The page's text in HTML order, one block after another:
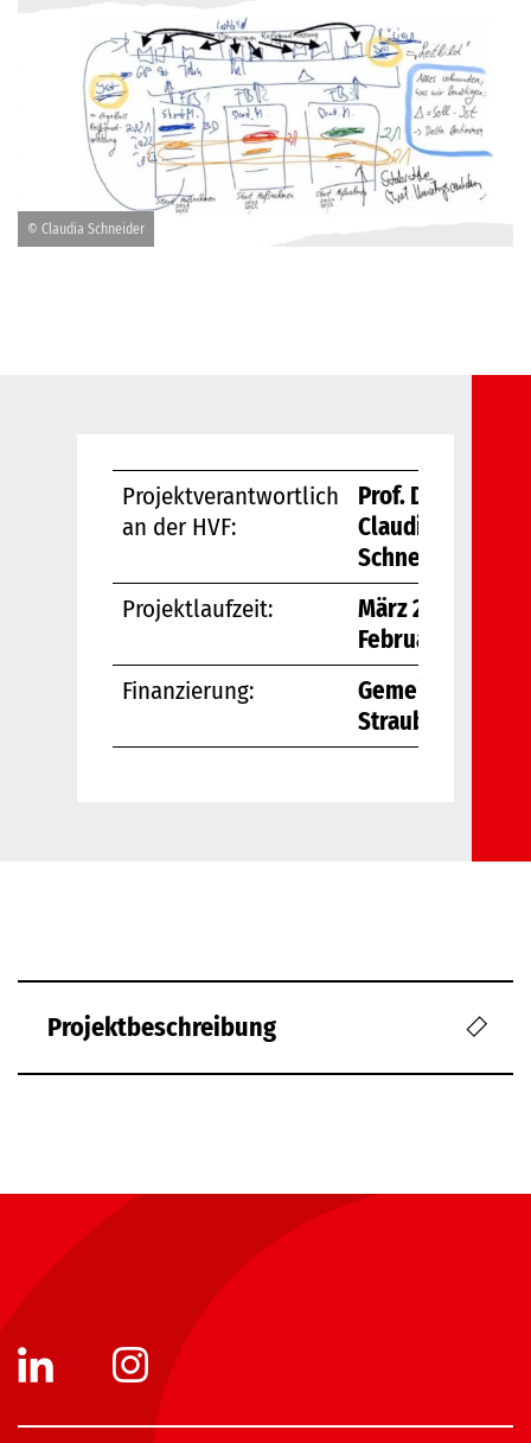
© Claudia Schneider
Projektverantwortlich
an der HVF:
Prof. Dr.
Claudia
Schneider
Projektlaufzeit:
März 2020 -
Februar 2022
Finanzierung:
Gemeinde
Straubenhardt
Projektbeschreibung